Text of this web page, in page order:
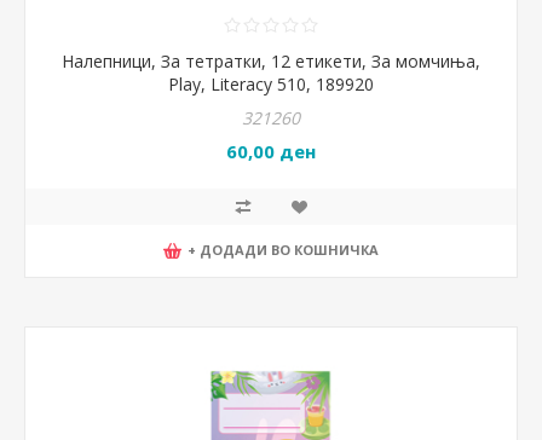
Налепници, За тетратки, 12 етикети, За момчиња,
Play, Literacy 510, 189920
321260
60,00 ден
+ ДОДАДИ ВО КОШНИЧКА